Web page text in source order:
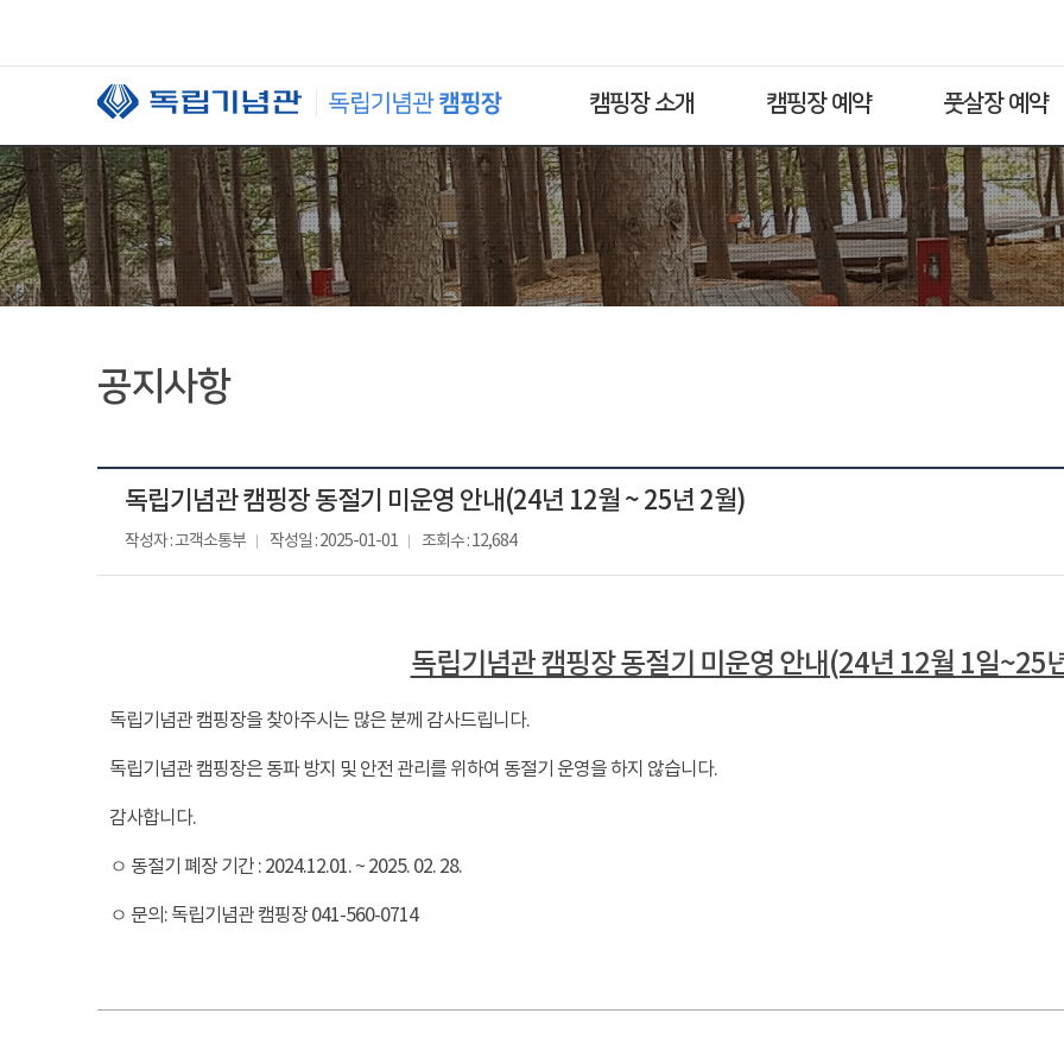
캠핑장 소개 캠핑장 예약 풋살장 예약
공지사항
독립기념관 캠핑장 동절기 미운영 안내(24년 12월 ~ 25년 2월)
작성자 : 고객소통부 작성일 : 2025-01-01 조회수 : 12,684
독립기념관 캠핑장 동절기 미운영 안내(24년 12월 1일~25
독립기념관 캠핑장을 찾아주시는 많은 분께 감사드립니다.
독립기념관 캠핑장은 동파 방지 및 안전 관리를 위하여 동절기 운영을 하지 않습니다.
감사합니다.
ㅇ 동절기 폐장 기간 : 2024.12.01. ~ 2025. 02. 28.
ㅇ 문의: 독립기념관 캠핑장 041-560-0714